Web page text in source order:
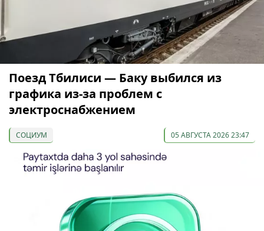
Поезд Тбилиси — Баку выбился из
графика из-за проблем с
электроснабжением
СОЦИУМ 05 АВГУСТА 2026 23:47